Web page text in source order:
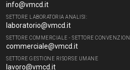
info@vmcd.it
SETTORE LABORATORIA ANALISI:
laboratorio@vmcd.it
SETTORE COMMERCIALE - SETTORE CONVENZIONI
commerciale@vmcd.it
SETTORE GESTIONE RISORSE UMANE
lavoro@vmcd.it